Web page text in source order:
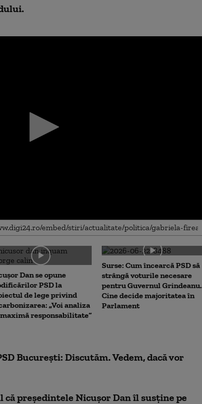
Dan se opune
PSD la
de lege privind
„Voi analiza
responsabilitate”
Surse: Cum încearcă PSD să
strângă voturile necesare
pentru Guvernul Grindeanu.
Cine decide majoritatea în
Parlament
București: Discutăm. Vedem, dacă vor
președintele Nicușor Dan îl susține pe